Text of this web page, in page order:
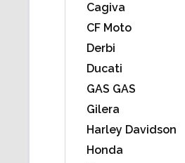
Cagiva
CF Moto
Derbi
Ducati
GAS GAS
Gilera
Harley Davidson
Honda